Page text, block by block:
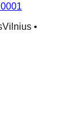
Vilnius •